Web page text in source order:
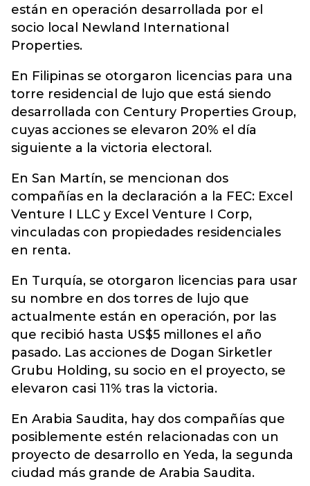
están en operación desarrollada por el
socio local Newland International
Properties.
En Filipinas se otorgaron licencias para una
torre residencial de lujo que está siendo
desarrollada con Century Properties Group,
cuyas acciones se elevaron 20% el día
siguiente a la victoria electoral.
En San Martín, se mencionan dos
compañías en la declaración a la FEC: Excel
Venture I LLC y Excel Venture I Corp,
vinculadas con propiedades residenciales
en renta.
En Turquía, se otorgaron licencias para usar
su nombre en dos torres de lujo que
actualmente están en operación, por las
que recibió hasta US$5 millones el año
pasado. Las acciones de Dogan Sirketler
Grubu Holding, su socio en el proyecto, se
elevaron casi 11% tras la victoria.
En Arabia Saudita, hay dos compañías que
posiblemente estén relacionadas con un
proyecto de desarrollo en Yeda, la segunda
ciudad más grande de Arabia Saudita.